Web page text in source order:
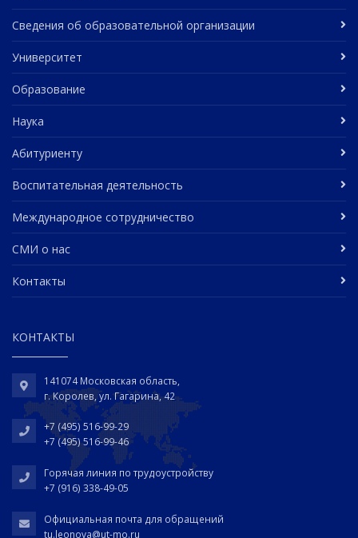
Сведения об образовательной организации
Университет
Образование
Наука
Абитуриенту
Воспитательная деятельность
Международное сотрудничество
СМИ о нас
Контакты
КОНТАКТЫ
141074 Московская область,
г. Королев, ул. Гагарина, 42
+7 (495) 516-99-29
+7 (495) 516-99-46
Горячая линия по трудоустройству
+7 (916) 338-49-05
Официальная почта для обращений
tu.leonova@ut-mo.ru